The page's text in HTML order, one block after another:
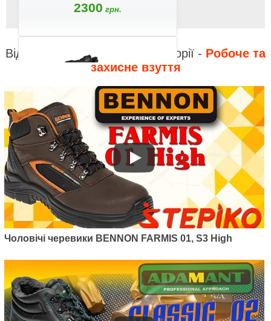
2300 грн.
Артикул: C80302
Чоловічі зимові черевики
Bennon ADM Classic 02 Winter
995грн.
Відео до інших товарів з категорії - Робоче та
захисне взуття
Чоловічі черевики BENNON FARMIS 01, S3 High